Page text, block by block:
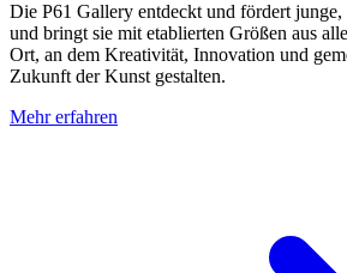
Die P61 Gallery entdeckt und fördert junge,
und bringt sie mit etablierten Größen aus
Ort, an dem Kreativität, Innovation und
Zukunft der Kunst gestalten.
Mehr erfahren